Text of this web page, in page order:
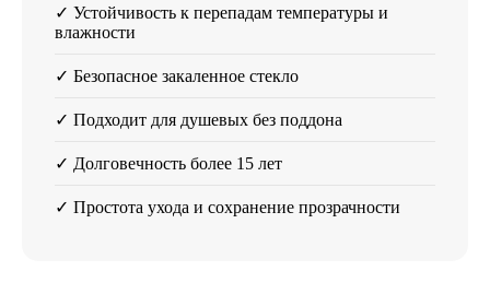
✓ Устойчивость к перепадам температуры и
влажности
✓ Безопасное закаленное стекло
✓ Подходит для душевых без поддона
✓ Долговечность более 15 лет
✓ Простота ухода и сохранение прозрачности